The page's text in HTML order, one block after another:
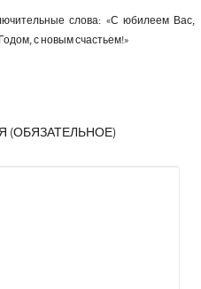
слова: «С юбилеем Вас,
с новым счастьем!»
(ОБЯЗАТЕЛЬНОЕ)